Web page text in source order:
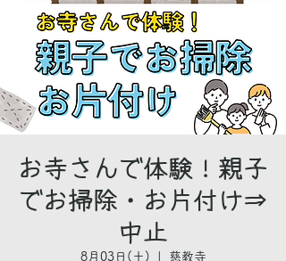
お寺さんで体験！親子
でお掃除・お片付け⇒
中止
8月03日(土) 慈教寺